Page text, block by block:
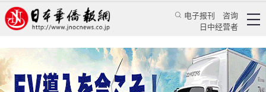
电子报刊
咨询
日中经营者